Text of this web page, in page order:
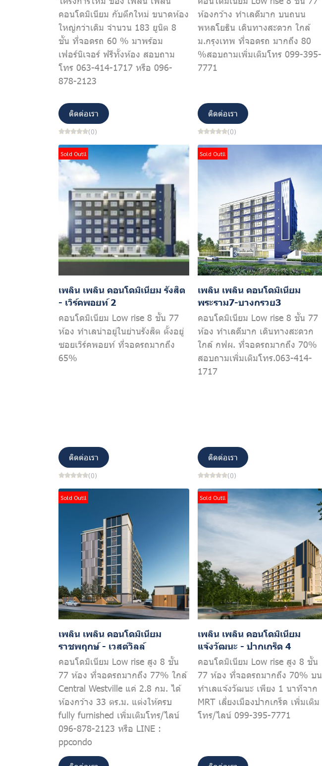
คอนโดมิเนียม กับตึกใหม่ ขนาดห้อง
ใหญ่กว่าเดิม จำนวน 183 ยูนิต 8
ชั้น ที่จอดรถ 60 % มาพร้อม
เฟอร์นิเจอร์ ฟรีทั้งห้อง สอบถาม
โทร 063-414-1717 หรือ 096-
878-2123
ติดต่อเรา
(0)
ห้องกว้าง ทำเลดีมาก บนถนน
พหลโยธิน เดินทางสะดวก ใกล้
ม.กรุงเทพ ที่จอดรถ มากถึง 80
%สอบถามเพิ่มเติมโทร 099-395-
7771
ติดต่อเรา
(0)
Sold Out!!
เพลิน เพลิน คอนโดมิเนียม รังสิต
- เวิร์คพอยท์ 2
คอนโดมิเนียม Low rise 8 ชั้น 77
ห้อง ทำเลน่าอยู่ในย่านรังสิต ตั้งอยู่
ซอยเวิร์คพอยท์ ที่จอดรถมากถึง
65%
ติดต่อเรา
(0)
Sold Out!!
เพลิน เพลิน คอนโดมิเนียม
พระราม7-บางกรวย3
คอนโดมิเนียม Low rise 8 ชั้น 77
ห้อง ทำเลดีมาก เดินทางสะดวก
ใกล้ กฟผ. ที่จอดรถมากถึง 70%
สอบถามเพิ่มเติมโทร.063-414-
1717
ติดต่อเรา
(0)
Sold Out!!
เพลิน เพลิน คอนโดมิเนียม
ราชพฤกษ์ - เวสต์วิลล์
คอนโดมิเนียม Low rise สูง 8 ชั้น
77 ห้อง ที่จอดรถมากถึง 77% ใกล้
Central Westville แค่ 2.8 กม. ได้
ห้องกว้าง 33 ตร.ม. แต่งให้ครบ
fully furnished เพิ่มเติมโทร/ไลน์
096-878-2123 หรือ LINE :
ppcondo
Sold Out!!
เพลิน เพลิน คอนโดมิเนียม
แจ้งวัฒนะ - ปากเกร็ด 4
คอนโดมิเนียม Low rise สูง 8 ชั้น
77 ห้อง ที่จอดรถมากถึง 70% บน
ทำเลแจ้งวัฒนะ เพียง 1 นาทีจาก
MRT เลี่ยงเมืองปากเกร็ด เพิ่มเติม
โทร/ไลน์ 099-395-7771